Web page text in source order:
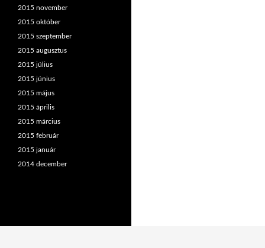
2015 november
2015 október
2015 szeptember
2015 augusztus
2015 július
2015 június
2015 május
2015 április
2015 március
2015 február
2015 január
2014 december